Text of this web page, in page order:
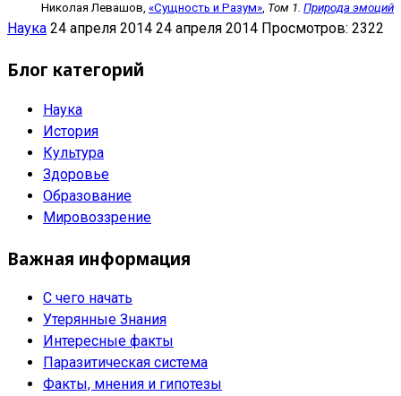
Николая Левашов, «Сущность и Разум», Том 1. Природа эмоций
Наука 24 апреля 2014 24 апреля 2014 Просмотров: 2322
Блог категорий
Наука
История
Культура
Здоровье
Образование
Мировоззрение
Важная информация
С чего начать
Утерянные Знания
Интересные факты
Паразитическая система
Факты, мнения и гипотезы